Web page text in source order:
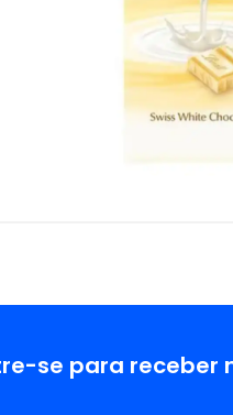
se para receber